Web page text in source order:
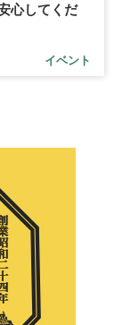
心してくだ
イベント